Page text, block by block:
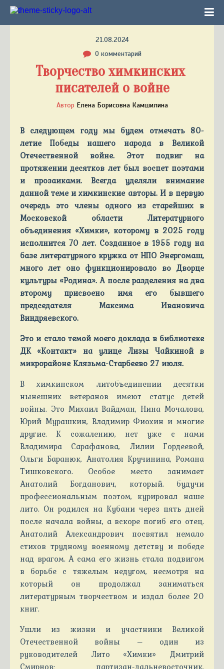
21.08.2024
0 комментарий
Творчество химкинских
писателей о войне
Автор Елена Борисовна Камшилина
В следующем году мы будем отмечать 80-
летие Победы нашего народа в Великой
Отечественной войне. Этот подвиг на
протяжении десятков лет был воспет поэтами
и прозаиками. Всегда уделяли внимание
данной теме и химкинские авторы. И в первую
очередь это члены одного из старейших в
Московской области Литературного
объединения «Химки», которому в 2025 году
исполнится 70 лет. Созданное в 1955 году на
базе литературного кружка от НПО Энергомаш,
много лет оно функционировало во Дворце
культуры «Родина». А после разделения на два
второму присвоено имя его бывшего
председателя Максима Ивановича
Виндряевского.
Это и стало темой моего доклада в библиотеке
ДК «Контакт» на улице Лизы Чайкиной в
микрорайоне Клязьма-Старбеево 27 июля.
В химкинском литобъединении десятки
нынешних ветеранов имеют статус детей
войны. Это Михаил Вайдман, Нина Мочалова,
Юрий Мурашкин, Владимир Фиохин и многие
другие. К сожалению, нет уже с нами
Владимира Сарафанова, Лилии Гордеевой,
Ольги Баранюк, Анатолия Кручинина, Романа
Тишковского. Особое место занимает
Анатолий Богданович, который. будучи
профессиональным поэтом, курировал наше
лито. Он родился на Кубани через пять дней
после начала войны, а вскоре погиб его отец.
Анатолий Александрович посвятил немало
стихов трудному военному детству и победе
над врагом. А сама его жизнь стала подвигом
в борьбе с тяжелым недугом, несмотря на
который он продолжал заниматься
литературным творчеством и издал более 20
книг.
Ушли из жизни и участники Великой
Отечественной войны – один из
руководителей Лито «Химки» Дмитрий
Смирнов; партизан-дальневосточник,